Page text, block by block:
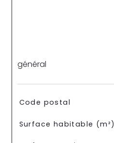
général
TRAD_SIROCCO_Caracteristique
Code postal
Surface habitable (m²)